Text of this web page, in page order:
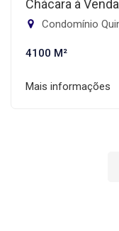
Chácara à
Condomínio
4100 M²
Mais informações